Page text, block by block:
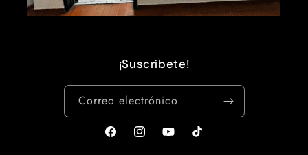
¡Suscríbete!
Correo electrónico
FacebookInstagramYouTubeTikTok